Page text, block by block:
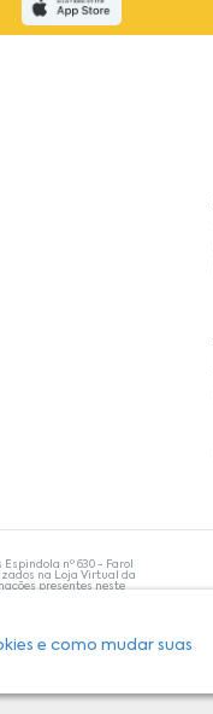
e como mudar suas
Espindola nº 630 - Farol
na Loja Virtual da
presentes neste
capacitado para
trabalha com as
são compromissos da